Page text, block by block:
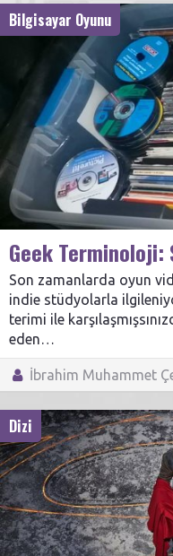
Bilgisayar Oyunu
Geek Terminoloji:
Son zamanlarda oyun
indie stüdyolarla
terimi ile
eden…
İbrahim Muhammet
Dizi